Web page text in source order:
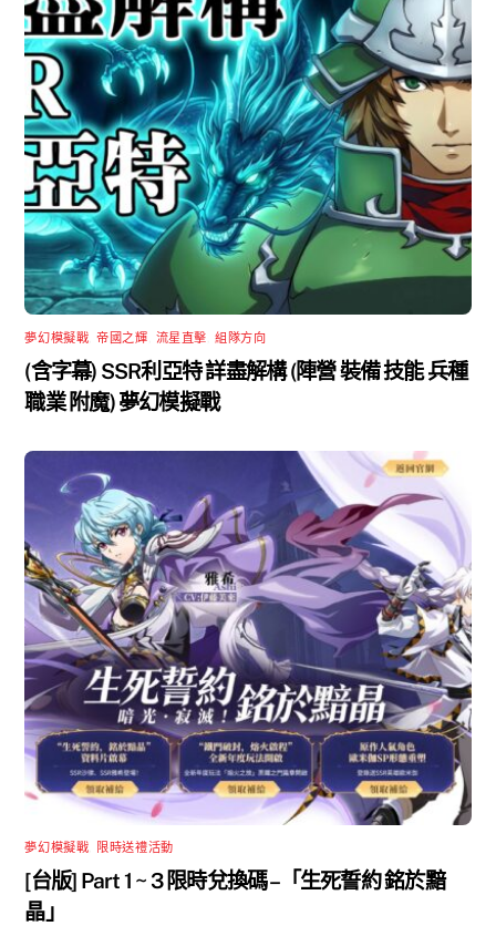
夢幻模擬戰 ,帝國之輝 流星直擊 ,組隊方向
(含字幕) SSR利亞特 詳盡解構 (陣營 裝備 技能 兵種
職業 附魔) 夢幻模擬戰
夢幻模擬戰 限時送禮活動
[台版] Part 1 ~ 3 限時兌換碼 –「生死誓約 銘於黯
晶」